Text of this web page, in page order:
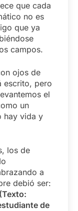
que cada
no es
que ya
campos.
ojos de
escrito, pero
el
un
hay vida y
los de
a
debió ser:
(Texto:
de